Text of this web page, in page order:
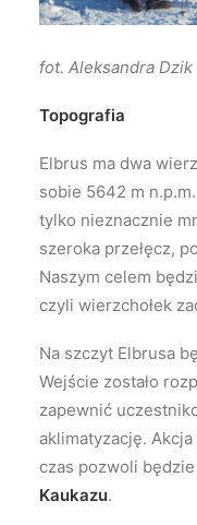
fot. Aleksandra Dzik
Topografia
Elbrus ma dwa
sobie 5642 m
tylko nieznacznie
szeroka przełęcz,
Naszym celem
czyli wierzchołek
Na szczyt Elbrusa
Wejście zostało
zapewnić
aklimatyzację.
czas pozwoli
Kaukazu.